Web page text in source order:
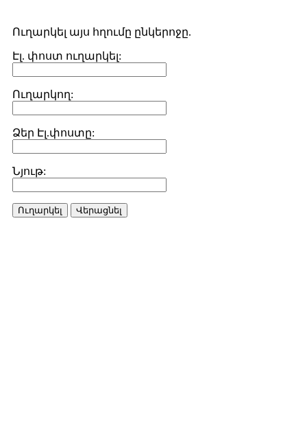
Ուղարկել այս հղումը ընկերոջը.
Էլ. փոստ ուղարկել:
Ուղարկող:
Ձեր Էլ.փոստը:
Նյութ:
Ուղարկել Վերացնել